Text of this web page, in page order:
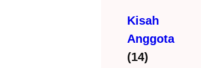
Kisah
Anggota
(14)